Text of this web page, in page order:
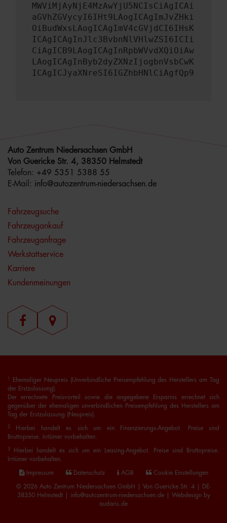
MWViMjAyNjE4MzAwYjU5NCIsCiAgICAi
aGVhZGVycyI6IHt9LAogICAgImJvZHki
OiBudWxsLAogICAgImV4cGVjdCI6IHsK
ICAgICAgInJlc3BvbnNlVHlwZSI6ICIi
CiAgICB9LAogICAgInRpbWVvdXQiOiAw
LAogICAgInByb2dyZXNzIjogbnVsbCwK
ICAgICJyaXNreSI6IGZhbHNlCiAgfQp9
Auto Zentrum Niedersachsen GmbH
Von Guericke Str. 4, 38350 Helmstedt
Telefon: +49 5351 5388 55
E-Mail: info@autozentrum-niedersachsen.de
Fahrzeugsuche
Fahrzeugankauf
Fahrzeuganfrage
Werkstattservice
Karriere
Kundenmeinungen
1
Ehemaliger Neupreis (Unverbindliche Preisempfehlung des Herstellers am Tag
der Erstzulassung).
Der errechnete Preisvorteil sowie die angegebene Ersparnis errechnet sich
gegenüber der ehemaligen unverbindlichen Preisempfehlung des Herstellers am
Tag der Erstzulassung (Neupreis).
2
Hierbei handelt es sich um ein Finanzierungs-Angebot. Preise sind
Bruttopreise. Irrtümer vorbehalten.
3
Hierbei handelt es sich um ein Leasing-Angebot. Preise sind Bruttopreise.
Irrtümer vorbehalten.
Impressum Datenschutz AGB Cookie Einstellungen
© 2026 Auto Zentrum Niedersachsen GmbH | Von Guericke Str. 4 | DE-
38350 Helmstedt | info@autozentrum-niedersachsen.de | Webdesign by
audaris.de